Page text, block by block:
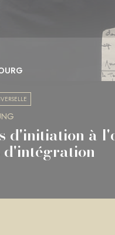
d'initiation à
d'intégration